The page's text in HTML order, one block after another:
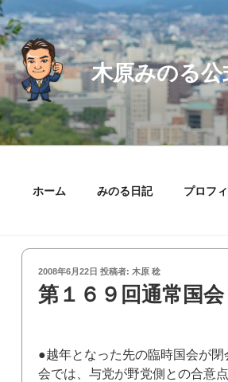
木原みのる
ホーム みのる日記 プロフ
投
稿
日:
2008年6月22日 投稿者: 木原 稔
第１６９回通常国
●越年となった先の臨時国会が
会では、与党が野党側との合意